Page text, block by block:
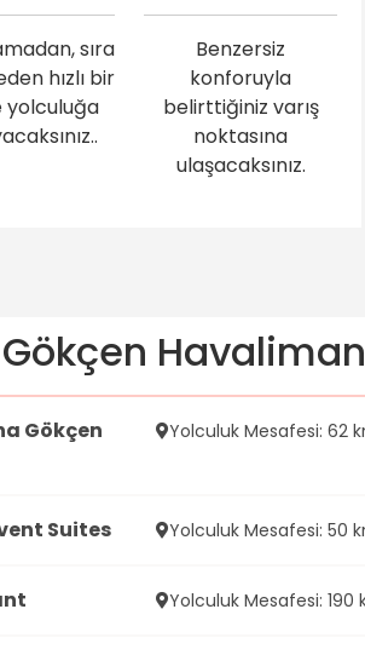
sıra
hızlı bir
yolculuğa
Benzersiz
konforuyla
belirttiğiniz varış
noktasına
ulaşacaksınız.
Gökçen
Yolculuk Mesafesi: 62
Suites Yolculuk Mesafesi: 50
Yolculuk Mesafesi: 190